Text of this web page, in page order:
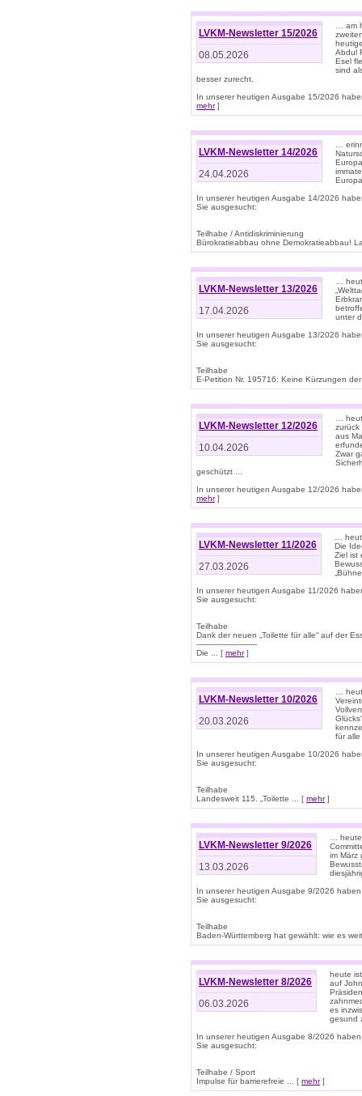
LVKM-Newsletter 15/2026
08.05.2026
… am
Abdul
Esel
sind
besser zurecht.
In unserer heutigen Ausgabe 15/2026
mehr]
LVKM-Newsletter 14/2026
24.04.2026
…
In unserer heutigen Ausgabe 14/2026
Sie ausgesucht:
Teilhabe / Antidiskriminierung
Bürokratieabbau ohne Demokratieabbau!
LVKM-Newsletter 13/2026
17.04.2026
…
unter
In unserer heutigen Ausgabe 13/2026
Sie ausgesucht:
Teilhabe
E-Petition Nr. 195716: Keine Kürzungen
LVKM-Newsletter 12/2026
10.04.2026
…
zurück
aus
Zwar
geschützt ...
In unserer heutigen Ausgabe 12/2026
mehr]
LVKM-Newsletter 11/2026
27.03.2026
…
Die
Ziel ist
In unserer heutigen Ausgabe 11/2026
Sie ausgesucht:
Teilhabe
Dank der neuen „Toilette für alle“ auf der
-------------------------
Die ... [ mehr]
LVKM-Newsletter 10/2026
20.03.2026
…
für
In unserer heutigen Ausgabe 10/2026
Sie ausgesucht:
Teilhabe
Landesweit 115. „Toilette ... [ mehr]
LVKM-Newsletter 9/2026
13.03.2026
…
im März
In unserer heutigen Ausgabe 9/2026
Sie ausgesucht:
Teilhabe
Baden-Württemberg hat gewählt: wie es
LVKM-Newsletter 8/2026
06.03.2026
heute
auf
es
gesund
In unserer heutigen Ausgabe 8/2026
Sie ausgesucht:
Teilhabe / Sport
Impulse für barrierefreie ... [ mehr]